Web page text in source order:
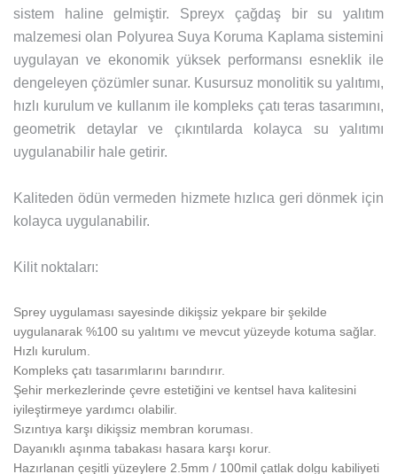
sistem haline gelmiştir. Spreyx çağdaş bir su yalıtım
malzemesi olan Polyurea Suya Koruma Kaplama sistemini
uygulayan ve ekonomik yüksek performansı esneklik ile
dengeleyen çözümler sunar. Kusursuz monolitik su yalıtımı,
hızlı kurulum ve kullanım ile kompleks çatı teras tasarımını,
geometrik detaylar ve çıkıntılarda kolayca su yalıtımı
uygulanabilir hale getirir.
Kaliteden ödün vermeden hizmete hızlıca geri dönmek için
kolayca uygulanabilir.
Kilit noktaları:
Sprey uygulaması sayesinde dikişsiz yekpare bir şekilde
uygulanarak %100 su yalıtımı ve mevcut yüzeyde kotuma sağlar.
Hızlı kurulum.
Kompleks çatı tasarımlarını barındırır.
Şehir merkezlerinde çevre estetiğini ve kentsel hava kalitesini
iyileştirmeye yardımcı olabilir.
Sızıntıya karşı dikişsiz membran koruması.
Dayanıklı aşınma tabakası hasara karşı korur.
Hazırlanan çeşitli yüzeylere 2.5mm / 100mil çatlak dolgu kabiliyeti